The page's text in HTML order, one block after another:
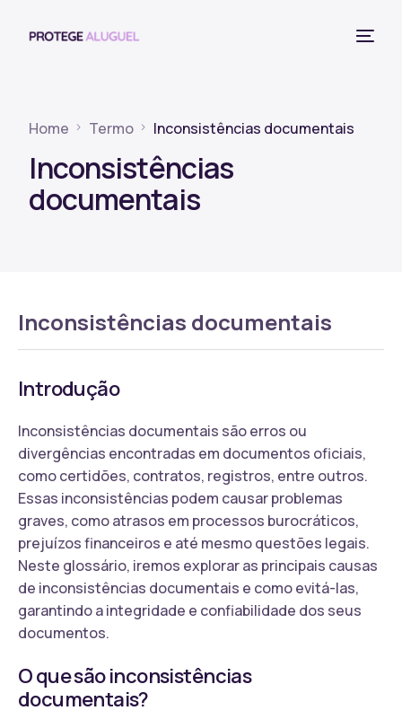
Home Termo Inconsistências documentais
Inconsistências
documentais
Inconsistências documentais
Introdução
Inconsistências documentais são erros ou
divergências encontradas em documentos oficiais,
como certidões, contratos, registros, entre outros.
Essas inconsistências podem causar problemas
graves, como atrasos em processos burocráticos,
prejuízos financeiros e até mesmo questões legais.
Neste glossário, iremos explorar as principais causas
de inconsistências documentais e como evitá-las,
garantindo a integridade e confiabilidade dos seus
documentos.
O que são inconsistências
documentais?